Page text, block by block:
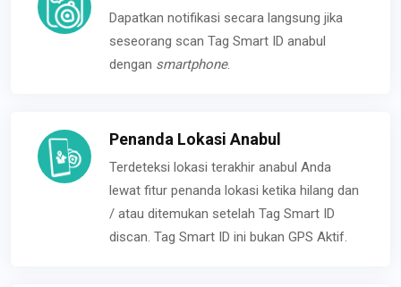
Dapatkan notifikasi secara langsung jika
seseorang scan Tag Smart ID anabul
dengan smartphone.
Penanda Lokasi Anabul
Terdeteksi lokasi terakhir anabul Anda
lewat fitur penanda lokasi ketika hilang dan
/ atau ditemukan setelah Tag Smart ID
discan. Tag Smart ID ini bukan GPS Aktif.